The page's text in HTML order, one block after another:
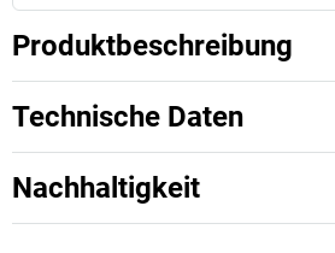
Produktbeschreibung
Technische Daten
Nachhaltigkeit